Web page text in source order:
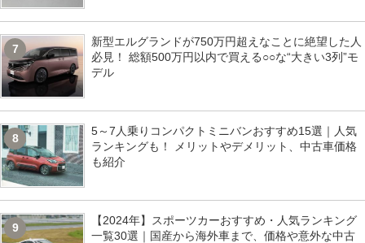
7
新型エルグランドが750万円超えなことに絶望した人
必見！ 総額500万円以内で買える○○な“大きい3列”モ
デル
8
5～7人乗りコンパクトミニバンおすすめ15選｜人気
ランキングも！ メリットやデメリット、中古車価格
も紹介
9
【2024年】スポーツカーおすすめ・人気ランキング
一覧30選｜国産から海外車まで、価格や意外な中古